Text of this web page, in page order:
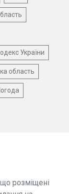
України
область
розміщені